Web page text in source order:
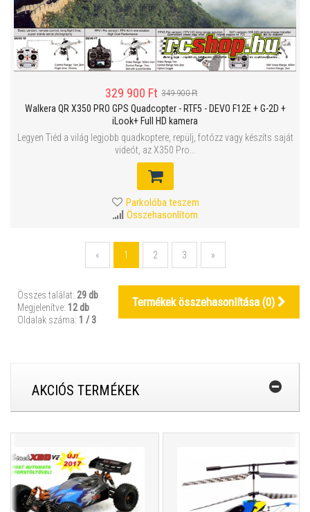
329 900 Ft 349 900 Ft
Walkera QR X350 PRO GPS Quadcopter - RTF5 - DEVO F12E + G-2D +
iLook+ Full HD kamera
Legyen Tiéd a világ legjobb quadkoptere, repülj, fotózz vagy készíts saját
videót, az X350 Pro...
Parkolóba teszem
Összehasonlítom
« 1 2 3 »
Összes találat: 29 db
Megjelenítve: 12 db
Oldalak száma: 1 / 3
Termékek összehasonlítása (0)
AKCIÓS TERMÉKEK